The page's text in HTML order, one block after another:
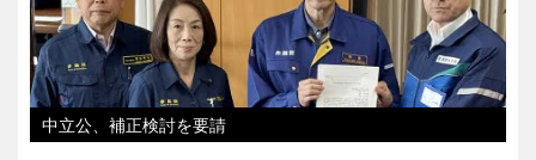
中立公、補正検討を要請